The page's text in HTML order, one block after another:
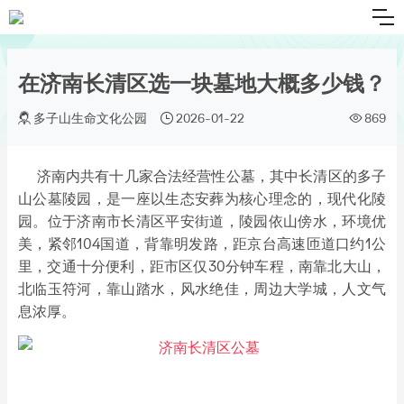
在济南长清区选一块墓地大概多少钱？
多子山生命文化公园 2026-01-22 869
济南内共有十几家合法经营性公墓，其中长清区的多子
山公墓陵园，是一座以生态安葬为核心理念的，现代化陵
园。位于济南市长清区平安街道，陵园依山傍水，环境优
美，紧邻104国道，背靠明发路，距京台高速匝道口约1公
里，交通十分便利，距市区仅30分钟车程，南靠北大山，
北临玉符河，靠山踏水，风水绝佳，周边大学城，人文气
息浓厚。